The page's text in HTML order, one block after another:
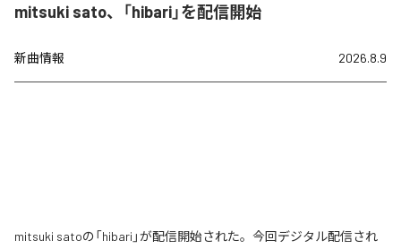
mitsuki sato、「hibari」を配信開始
新曲情報 2026.8.9
mitsuki satoの「hibari」が配信開始された。今回デジタル配信され